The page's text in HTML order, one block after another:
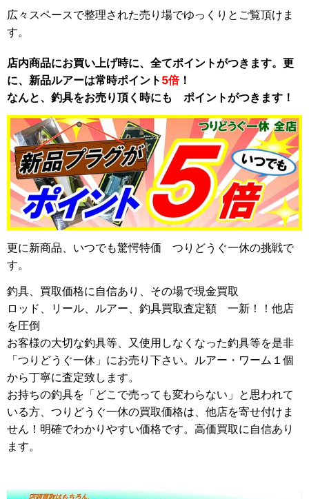
広々スペースで整理された売り場でゆっくりとご覧頂けま
す。
店内商品にお買い上げ時に、全てポイントがつきます。更
に、新品ルアーは常時ポイント 5倍！
なんと、釣具をお売り頂く時にも ポイントがつきます！
更に新商品、いつでも驚愕特価 つりどうぐ一休の挑戦で
す。
釣具、買取価格に自信あり、その場で現金買取
ロッド、リール、ルアー、釣具買取査定額 一新！！他店
を圧倒
お客様の大切な釣具等、又使用しなくなった釣具等を是非
「つりどうぐ一休」にお売り下さい。ルアー・ワーム１個
から丁寧に査定致します。
お持ちの釣具を「どこで売っても変わらない」と思われて
いる方、つりどうぐ一休の買取価格は、他店を寄せ付けま
せん！明確でわかりやすい価格です。高価買取に自信あり
ます。